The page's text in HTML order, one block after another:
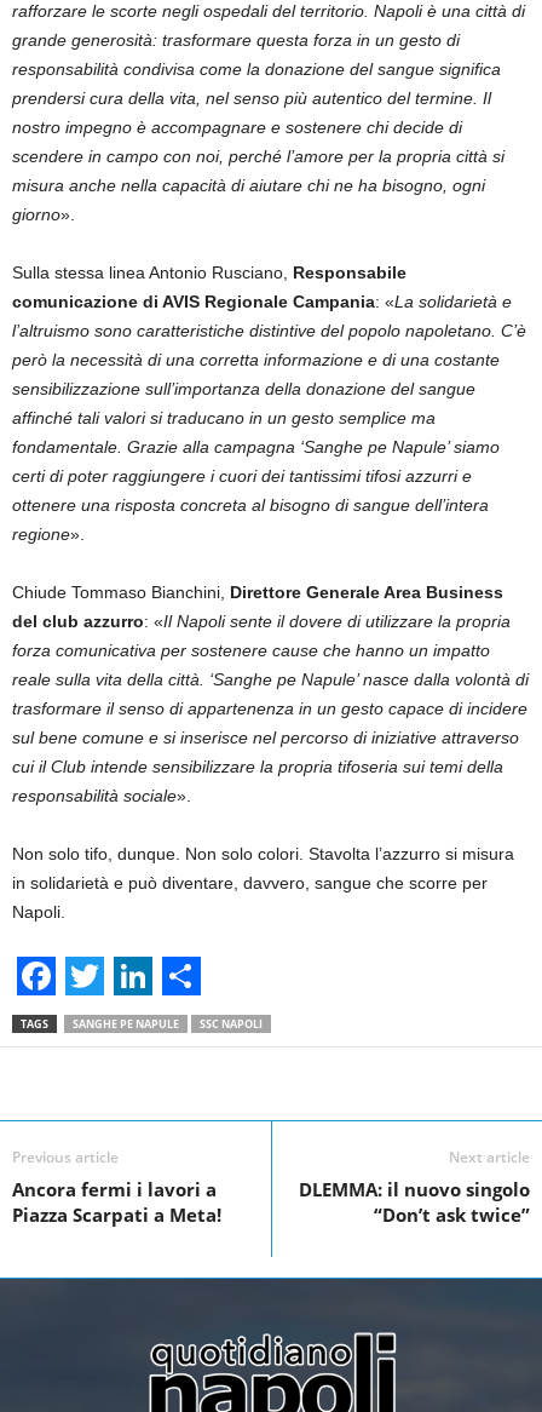
rafforzare le scorte negli ospedali del territorio. Napoli è una città di
grande generosità: trasformare questa forza in un gesto di
responsabilità condivisa come la donazione del sangue significa
prendersi cura della vita, nel senso più autentico del termine. Il
nostro impegno è accompagnare e sostenere chi decide di
scendere in campo con noi, perché l’amore per la propria città si
misura anche nella capacità di aiutare chi ne ha bisogno, ogni
giorno».
Sulla stessa linea Antonio Rusciano, Responsabile
comunicazione di AVIS Regionale Campania: «La solidarietà e
l’altruismo sono caratteristiche distintive del popolo napoletano. C’è
però la necessità di una corretta informazione e di una costante
sensibilizzazione sull’importanza della donazione del sangue
affinché tali valori si traducano in un gesto semplice ma
fondamentale. Grazie alla campagna ‘Sanghe pe Napule’ siamo
certi di poter raggiungere i cuori dei tantissimi tifosi azzurri e
ottenere una risposta concreta al bisogno di sangue dell’intera
regione».
Chiude Tommaso Bianchini, Direttore Generale Area Business
del club azzurro: «Il Napoli sente il dovere di utilizzare la propria
forza comunicativa per sostenere cause che hanno un impatto
reale sulla vita della città. ‘Sanghe pe Napule’ nasce dalla volontà di
trasformare il senso di appartenenza in un gesto capace di incidere
sul bene comune e si inserisce nel percorso di iniziative attraverso
cui il Club intende sensibilizzare la propria tifoseria sui temi della
responsabilità sociale».
Non solo tifo, dunque. Non solo colori. Stavolta l’azzurro si misura
in solidarietà e può diventare, davvero, sangue che scorre per
Napoli.
F
a
e
b
o
k
T
w
t
t
e
L
i
k
e
d
n
S
h
r
TAGS SANGHE PE NAPULE SSC NAPOLI
Previous article
Ancora fermi i lavori a
Piazza Scarpati a Meta!
Next article
DLEMMA: il nuovo singolo
“Don’t ask twice”